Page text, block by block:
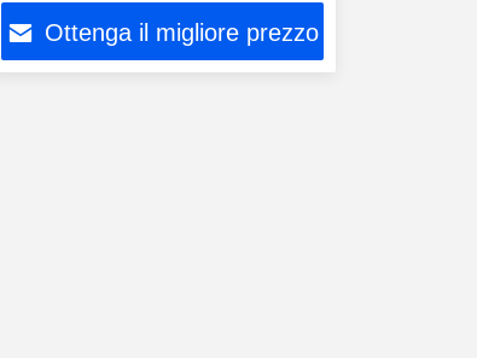
MU-X
Ottenga il migliore prezzo